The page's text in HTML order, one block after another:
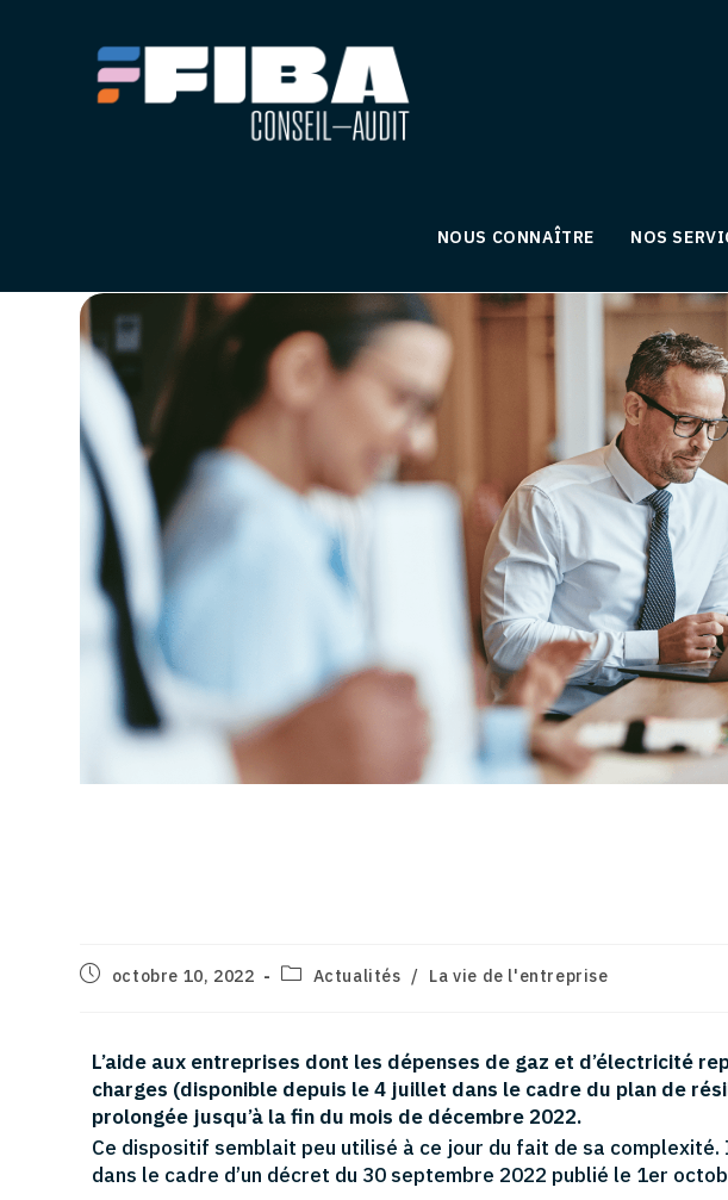
NOUS CONNAÎTRE NOS
octobre 10, 2022 Actualités / La vie de l'entreprise
L’aide aux entreprises dont les dépenses de gaz et d’électricité
charges (disponible depuis le 4 juillet dans le cadre du plan de
prolongée jusqu’à la fin du mois de décembre 2022.
Ce dispositif semblait peu utilisé à ce jour du fait de sa
dans le cadre d’un décret du 30 septembre 2022 publié le 1er